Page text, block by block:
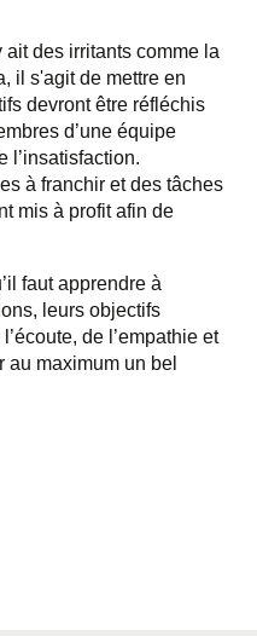
des irritants comme la
il s'agit de mettre en
devront être réfléchis
d’une équipe
l’insatisfaction.
à franchir et des tâches
mis à profit afin de
faut apprendre à
leurs objectifs
de l’empathie et
maximum un bel